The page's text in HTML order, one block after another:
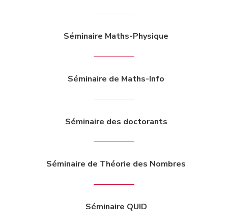
Séminaire Maths-Physique
Séminaire de Maths-Info
Séminaire des doctorants
Séminaire de Théorie des Nombres
Séminaire QUID